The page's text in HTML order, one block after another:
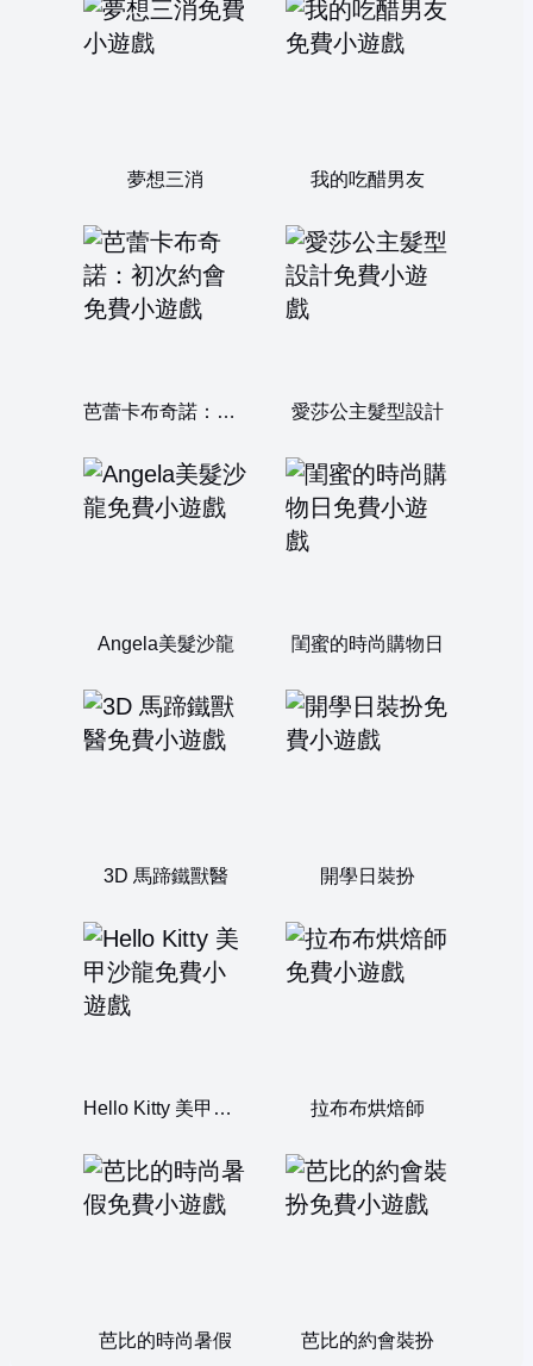
夢想三消 我的吃醋男友
芭蕾卡布奇諾：初次約會 愛莎公主髮型設計
Angela美髮沙龍 閨蜜的時尚購物日
3D 馬蹄鐵獸醫 開學日裝扮
Hello Kitty 美甲沙龍 拉布布烘焙師
芭比的時尚暑假 芭比的約會裝扮